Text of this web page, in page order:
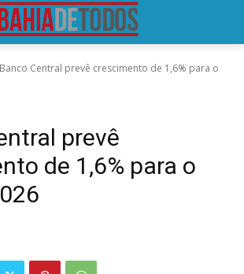
Banco Central prevê crescimento de 1,6% para o
prevê
de 1,6% para o